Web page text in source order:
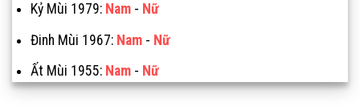
Kỷ Mùi 1979: Nam- Nữ
Đinh Mùi 1967: Nam- Nữ
Ất Mùi 1955: Nam- Nữ